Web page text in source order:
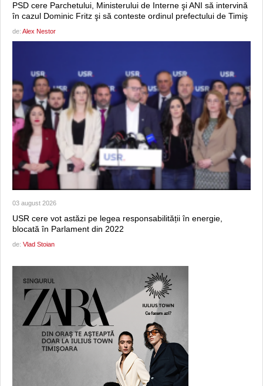
PSD cere Parchetului, Ministerului de Interne şi ANI să intervină
în cazul Dominic Fritz şi să conteste ordinul prefectului de Timiş
de: Alex Nestor
03 august 2026
USR cere vot astăzi pe legea responsabilității în energie,
blocată în Parlament din 2022
de: Vlad Stoian